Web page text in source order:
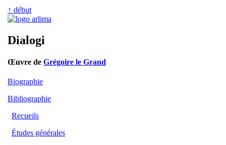
↑ début
Dialogi
Œuvre de Grégoire le Grand
Biographie
Bibliographie
Recueils
Études générales